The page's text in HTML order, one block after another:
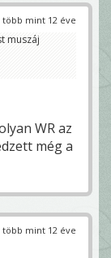
több mint 12 éve
muszáj
WR az
még a
több mint 12 éve